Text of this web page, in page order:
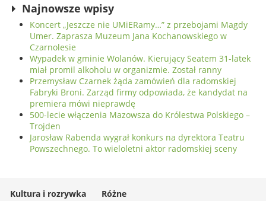
Najnowsze wpisy
Koncert „Jeszcze nie UMiERamy…” z przebojami Magdy
Umer. Zaprasza Muzeum Jana Kochanowskiego w
Czarnolesie
Wypadek w gminie Wolanów. Kierujący Seatem 31-latek
miał promil alkoholu w organizmie. Został ranny
Przemysław Czarnek żąda zamówień dla radomskiej
Fabryki Broni. Zarząd firmy odpowiada, że kandydat na
premiera mówi nieprawdę
500-lecie włączenia Mazowsza do Królestwa Polskiego –
Trojden
Jarosław Rabenda wygrał konkurs na dyrektora Teatru
Powszechnego. To wieloletni aktor radomskiej sceny
Kultura i rozrywka
Różne